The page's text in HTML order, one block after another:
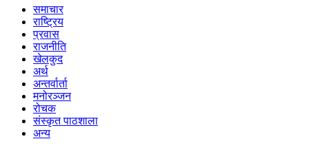
समाचार
राष्ट्रिय
प्रवास
राजनीति
खेलकुद
अर्थ
अन्तर्वार्ता
मनोरञ्जन
रोचक
संस्कृत पाठशाला
अन्य